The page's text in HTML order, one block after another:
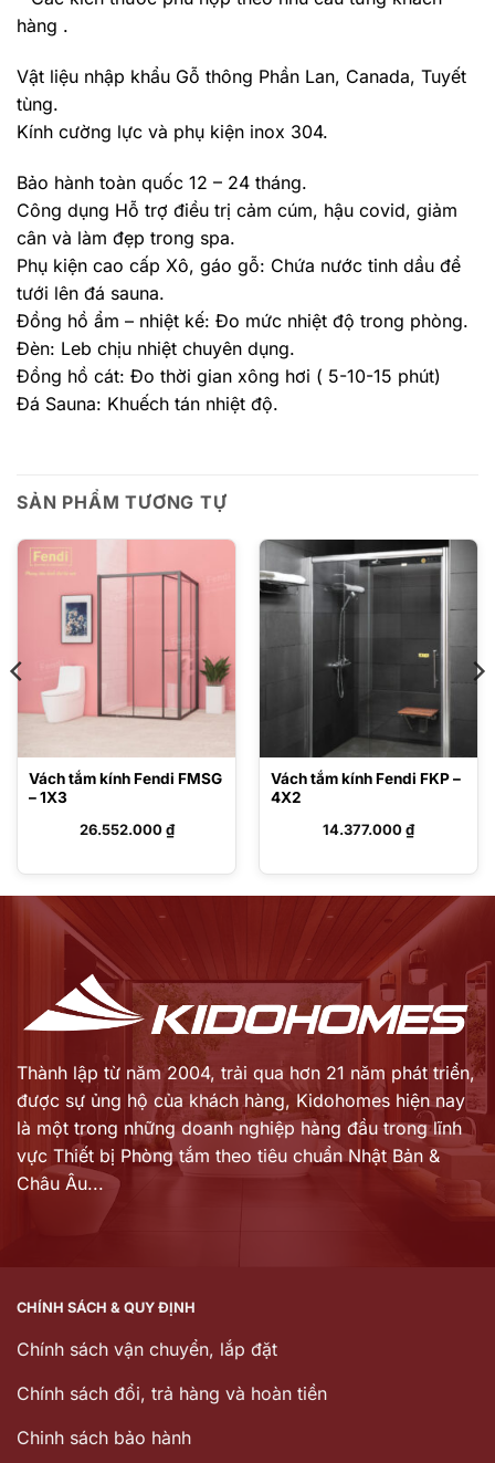
hàng .
Vật liệu nhập khẩu Gỗ thông Phần Lan, Canada, Tuyết
tùng.
Kính cường lực và phụ kiện inox 304.
Bảo hành toàn quốc 12 – 24 tháng.
Công dụng Hỗ trợ điều trị cảm cúm, hậu covid, giảm
cân và làm đẹp trong spa.
Phụ kiện cao cấp Xô, gáo gỗ: Chứa nước tinh dầu để
tưới lên đá sauna.
Đồng hồ ẩm – nhiệt kế: Đo mức nhiệt độ trong phòng.
Đèn: Leb chịu nhiệt chuyên dụng.
Đồng hồ cát: Đo thời gian xông hơi ( 5-10-15 phút)
Đá Sauna: Khuếch tán nhiệt độ.
SẢN PHẨM TƯƠNG TỰ
Vách tắm kính Fendi FMSG
– 1X3
26.552.000₫
Vách tắm kính Fendi FKP –
4X2
14.377.000₫
Thành lập từ năm 2004, trải qua hơn 21 năm phát triển,
được sự ủng hộ của khách hàng, Kidohomes hiện nay
là một trong những doanh nghiệp hàng đầu trong lĩnh
vực Thiết bị Phòng tắm theo tiêu chuẩn Nhật Bản &
Châu Âu...
CHÍNH SÁCH & QUY ĐỊNH
Chính sách vận chuyển, lắp đặt
Chính sách đổi, trả hàng và hoàn tiền
Chinh sách bảo hành